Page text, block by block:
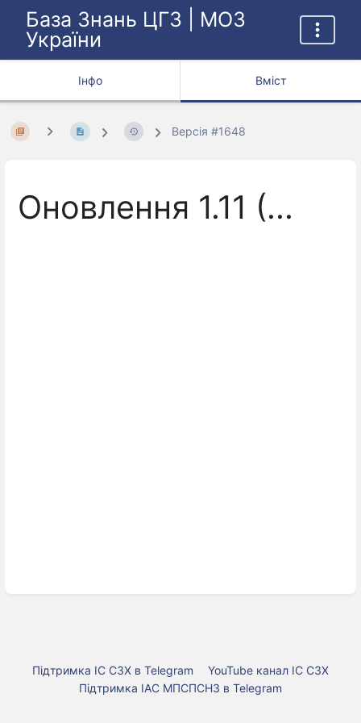
База Знань ЦГЗ | МОЗ
України
Інфо Вміст
Версія #1648
Оновлення 1.11 (...
Підтримка ІС СЗХ в Telegram
YouTube канал ІС СЗХ
Підтримка ІАС МПСПСНЗ в Telegram